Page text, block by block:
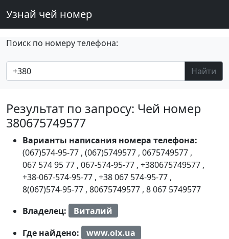
Узнай чей номер
Поиск по номеру телефона:
Найти
Результат по запросу: Чей номер
380675749577
Варианты написания номера телефона:
(067)574-95-77 , (067)5749577 , 0675749577 ,
067 574 95 77 , 067-574-95-77 , +380675749577 ,
+38-067-574-95-77 , +38 067 574-95-77 ,
8(067)574-95-77 , 80675749577 , 8 067 5749577
Владелец:
Виталий
Где найдено:
www.olx.ua